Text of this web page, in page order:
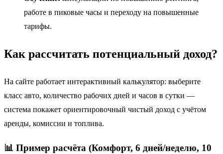
работе в пиковые часы и переходу на повышенные
тарифы.
Как рассчитать потенциальный доход?
На сайте работает интерактивный калькулятор: выберите
класс авто, количество рабочих дней и часов в сутки —
система покажет ориентировочный чистый доход с учётом
аренды, комиссии и топлива.
📊 Пример расчёта (Комфорт, 6 дней/неделю, 10